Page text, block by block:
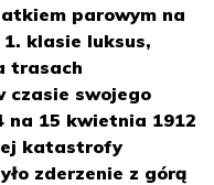
parowym na
klasie luksus,
trasach
czasie swojego
na 15 kwietnia 1912
katastrofy
zderzenie z górą